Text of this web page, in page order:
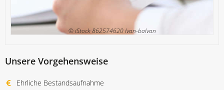
© iStock 862574620 Ivan-balvan
Unsere Vorgehensweise
Ehrliche Bestandsaufnahme